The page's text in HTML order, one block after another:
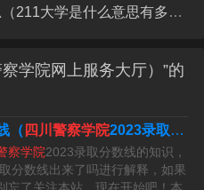
时间
知，四川警察学院学费为每
年3月13日至2023年3月18
大学是什么意思有多少所学校）
学院网上服务大厅）”的
（ 四川警察学院2023录取分数线出来了吗）
察学院2023录取分数线的知识，
分数线出来了吗进行解释，如果